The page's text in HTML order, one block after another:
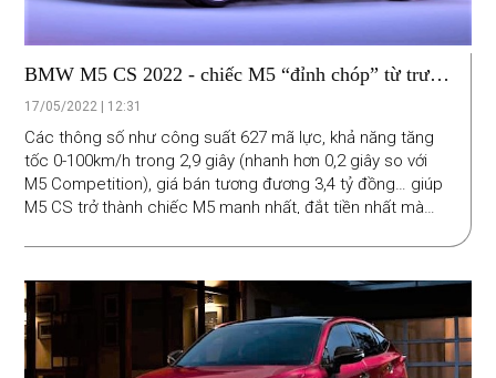
BMW M5 CS 2022 - chiếc M5 “đỉnh chóp” từ trước
tới nay
17/05/2022 | 12:31
Các thông số như công suất 627 mã lực, khả năng tăng
tốc 0-100km/h trong 2,9 giây (nhanh hơn 0,2 giây so với
M5 Competition), giá bán tương đương 3,4 tỷ đồng… giúp
M5 CS trở thành chiếc M5 mạnh nhất, đắt tiền nhất mà